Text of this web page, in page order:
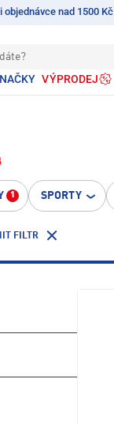
objednávce nad 1500 Kč
VÝPRODEJ
1 SPORTY
FILTR